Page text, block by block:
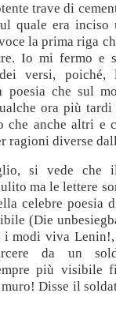
trave di
quale era
la prima riga
Io mi fermo e
versi, poiché,
poesia che sul
ora più
che anche altri e
ragioni diverse
si vede che
ma le lettere
celebre poesia
(Die
modi viva
da un
più visibile
Disse il